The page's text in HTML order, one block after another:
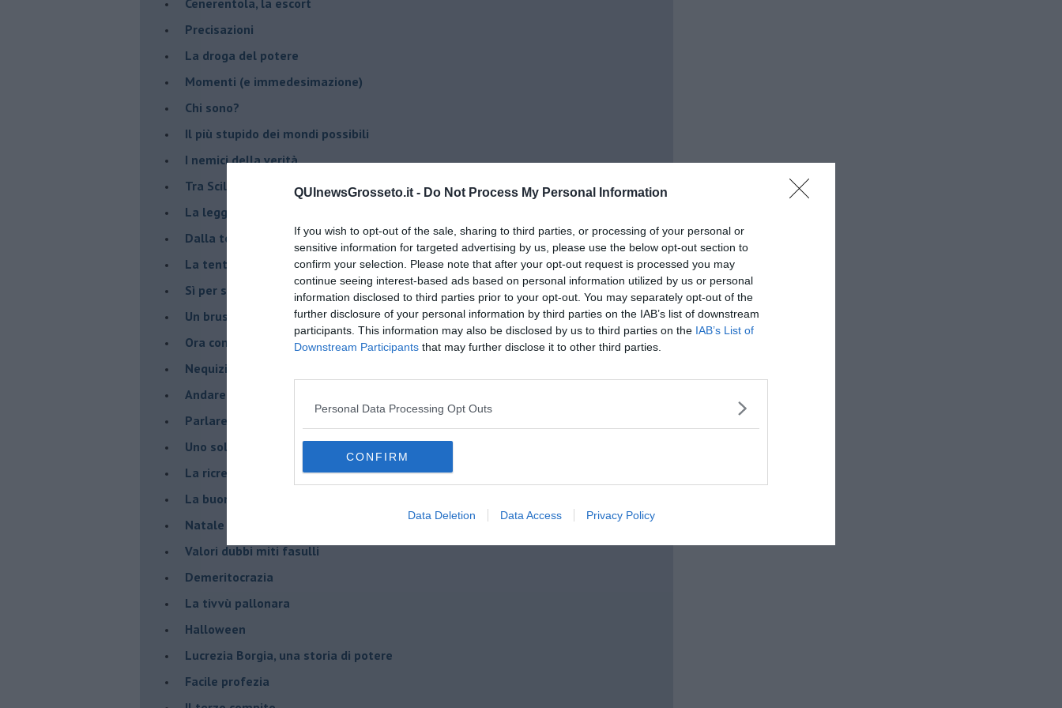
QUInewsGrosseto.it - Do Not Process My Personal Information
If you wish to opt-out of the sale, sharing to third parties, or processing of your personal or
sensitive information for targeted advertising by us, please use the below opt-out section to
confirm your selection. Please note that after your opt-out request is processed you may
continue seeing interest-based ads based on personal information utilized by us or personal
information disclosed to third parties prior to your opt-out. You may separately opt-out of the
further disclosure of your personal information by third parties on the IAB’s list of downstream
participants. This information may also be disclosed by us to third parties on the IAB’s List of
Downstream Participants that may further disclose it to other third parties.
Personal Data Processing Opt Outs
CONFIRM
Data Deletion Data Access Privacy Policy
Precisazioni
La droga del potere
Momenti (e immedesimazione)
Chi sono?
Il più stupido dei mondi possibili
I nemici della verità
Tra Scilla e Cariddi
La legge del più forte
Dalla terra alla luna
La tentazione
​Sì per sempre? O no al momento?
Un brusco risveglio
Ora come allora
Nequizia
Andare oltre lo specchio
Parlare con la televisione
Uno solo al comando?
La ricreazione è finita
La buona notizia
Natale con l'elmetto
Valori dubbi miti fasulli
Demeritocrazia
La tivvù pallonara
Halloween
​Lucrezia Borgia, una storia di potere
Facile profezia